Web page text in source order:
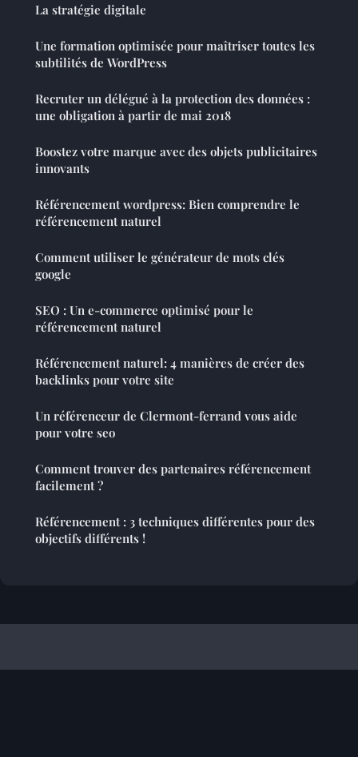
La stratégie digitale
Une formation optimisée pour maîtriser toutes les
subtilités de WordPress
Recruter un délégué à la protection des données :
une obligation à partir de mai 2018
Boostez votre marque avec des objets publicitaires
innovants
Référencement wordpress: Bien comprendre le
référencement naturel
Comment utiliser le générateur de mots clés
google
SEO : Un e-commerce optimisé pour le
référencement naturel
Référencement naturel: 4 manières de créer des
backlinks pour votre site
Un référenceur de Clermont-ferrand vous aide
pour votre seo
Comment trouver des partenaires référencement
facilement ?
Référencement : 3 techniques différentes pour des
objectifs différents !
Referencement Site Francophone